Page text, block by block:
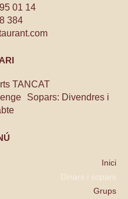
01 14
384
TANCAT
Sopars: Divendres i
Inici
Dinars i sopars
Grups